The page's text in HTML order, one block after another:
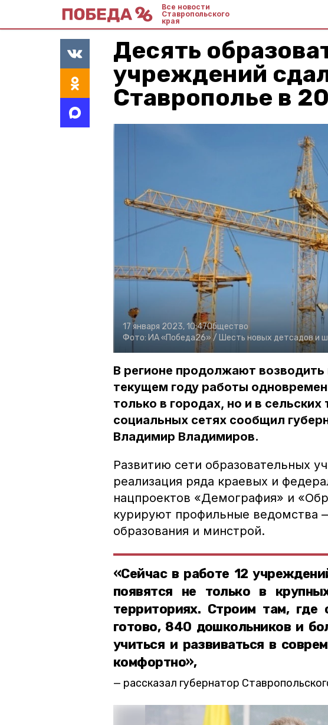
Все новости
Ставропольского
края
Десять
учреждений
Ставрополье в
17 января 2023, 10:47Общество
Фото: ИА «Победа26» / Шесть новых детсадов и
В регионе продолжают
текущем году работы
только в городах, но и в
социальных сетях сообщил
Владимир Владимиров.
Развитию сети образовательных
реализация ряда краевых и
нацпроектов «Демография» и
курируют профильные ведомства
образования и минстрой.
«Сейчас в работе 12
появятся не только в
территориях. Строим там,
готово, 840 дошкольников и
учиться и развиваться в
комфортно»,
рассказал губернатор